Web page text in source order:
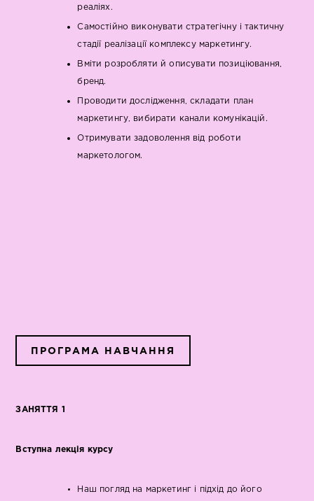
реаліях.
Самостійно виконувати стратегічну і тактичну
стадії реалізації комплексу маркетингу.
Вміти розробляти й описувати позиціювання,
бренд.
Проводити дослідження, складати план
маркетингу, вибирати канали комунікацій.
Отримувати задоволення від роботи
маркетологом.
ПРОГРАМА НАВЧАННЯ
ЗАНЯТТЯ 1
Вступна лекція курсу
Наш погляд на маркетинг і підхід до його